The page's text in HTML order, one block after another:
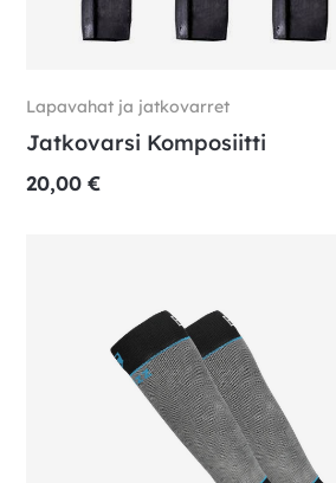
Lapavahat ja jatkovarret
Jatkovarsi Komposiitti
20,00 €